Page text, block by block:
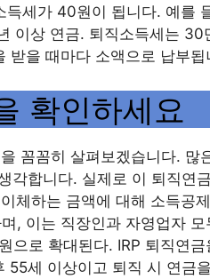
득세가 40원이 됩니다. 예를
이상 연금. 퇴직소득세는
받을 때마다 소액으로 납부됩
확인하세요
꼼꼼히 살펴보겠습니다. 많
각합니다. 실제로 이 퇴직연
체하는 금액에 대해 소득공
, 이는 직장인과 자영업자
으로 확대된다. IRP 퇴직연
55세 이상이고 퇴직 시 연금